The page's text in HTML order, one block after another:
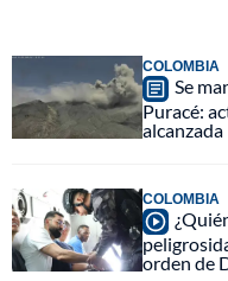
COLOMBIA
Se
Puracé:
alcanzada
COLOMBIA
orden de